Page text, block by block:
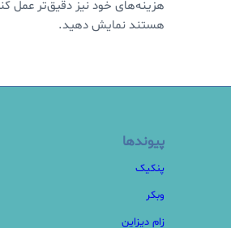
هزینه‌های خود نیز دقیق‌تر عمل
هستند نمایش دهید.
پیوندها
پنکیک
وبکر
زام دیزاین